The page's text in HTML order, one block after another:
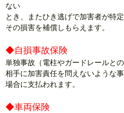
ない
とき、またひき逃げで加害者が特
その損害を補償しもらえます。
◆自損事故保険
単独事故（電柱やガードレールと
相手に加害責任を問えないような
場合に支払われます。
◆車両保険